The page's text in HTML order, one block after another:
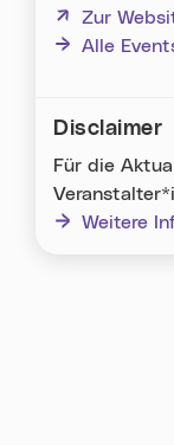
Zur
(neues
Alle
Disclaimer
Für die
Weitere